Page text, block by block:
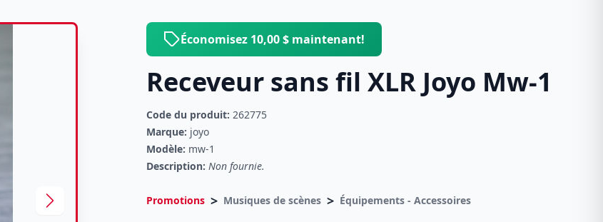
Économisez 10,00 $ maintenant!
Receveur sans fil XLR Joyo Mw-1
Code du produit: 262775
Marque: joyo
Modèle: mw-1
Description: Non fournie.
Promotions > Musiques de scènes > Équipements - Accessoires